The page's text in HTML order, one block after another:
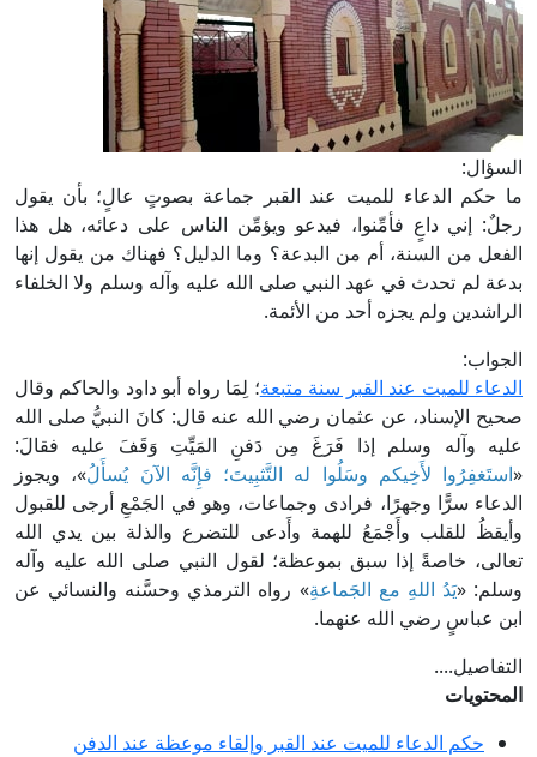
السؤال:
ما حكم الدعاء للميت عند القبر جماعة بصوتٍ عالٍ؛ بأن يقول
رجلٌ: إني داعٍ فأمِّنوا، فيدعو ويؤمِّن الناس على دعائه، هل هذا
الفعل من السنة، أم من البدعة؟ وما الدليل؟ فهناك من يقول إنها
بدعة لم تحدث في عهد النبي صلى الله عليه وآله وسلم ولا الخلفاء
الراشدين ولم يجزه أحد من الأئمة.
الجواب:
الدعاء للميت عند القبر سنة متبعة؛ لِمَا رواه أبو داود والحاكم وقال
صحيح الإسناد، عن عثمان رضي الله عنه قال: كانَ النبيُّ صلى الله
عليه وآله وسلم إذا فَرَغَ مِن دَفنِ المَيِّتِ وَقَفَ عليه فقالَ:
«استَغفِرُوا لأَخِيكم وسَلُوا له التَّثبِيتَ؛ فإِنَّه الآنَ يُسأَلُ»، ويجوز
الدعاء سرًّا وجهرًا، فرادى وجماعات، وهو في الجَمْعِ أرجى للقبول
وأيقظُ للقلب وأَجْمَعُ للهمة وأَدعى للتضرع والذلة بين يدي الله
تعالى، خاصةً إذا سبق بموعظة؛ لقول النبي صلى الله عليه وآله
وسلم: «يَدُ اللهِ مع الجَماعةِ» رواه الترمذي وحسَّنه والنسائي عن
ابن عباسٍ رضي الله عنهما.
التفاصيل....
المحتويات
حكم الدعاء للميت عند القبر وإلقاء موعظة عند الدفن